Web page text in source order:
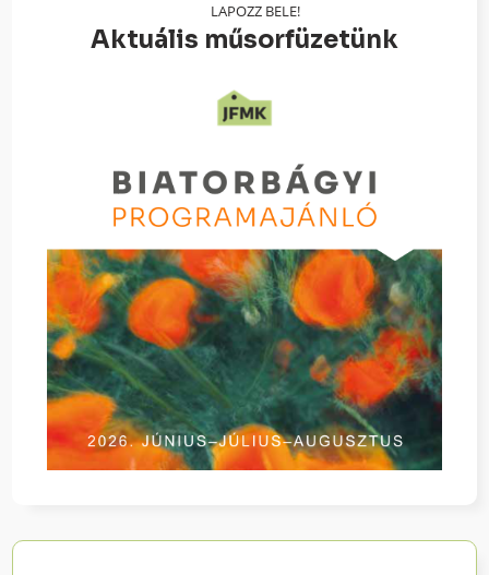
LAPOZZ BELE!
Aktuális műsorfüzetünk